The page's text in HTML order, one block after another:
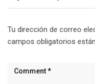
Tu dirección de correo
campos obligatorios